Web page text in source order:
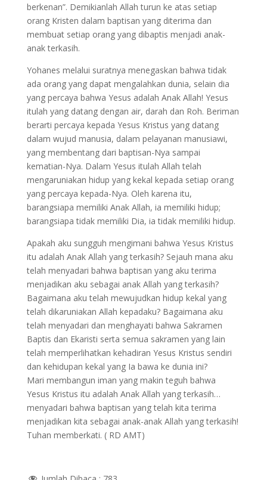
berkenan”. Demikianlah Allah turun ke atas setiap
orang Kristen dalam baptisan yang diterima dan
membuat setiap orang yang dibaptis menjadi anak-
anak terkasih.
Yohanes melalui suratnya menegaskan bahwa tidak
ada orang yang dapat mengalahkan dunia, selain dia
yang percaya bahwa Yesus adalah Anak Allah! Yesus
itulah yang datang dengan air, darah dan Roh. Beriman
berarti percaya kepada Yesus Kristus yang datang
dalam wujud manusia, dalam pelayanan manusiawi,
yang membentang dari baptisan-Nya sampai
kematian-Nya. Dalam Yesus itulah Allah telah
mengaruniakan hidup yang kekal kepada setiap orang
yang percaya kepada-Nya. Oleh karena itu,
barangsiapa memiliki Anak Allah, ia memiliki hidup;
barangsiapa tidak memiliki Dia, ia tidak memiliki hidup.
Apakah aku sungguh mengimani bahwa Yesus Kristus
itu adalah Anak Allah yang terkasih? Sejauh mana aku
telah menyadari bahwa baptisan yang aku terima
menjadikan aku sebagai anak Allah yang terkasih?
Bagaimana aku telah mewujudkan hidup kekal yang
telah dikaruniakan Allah kepadaku? Bagaimana aku
telah menyadari dan menghayati bahwa Sakramen
Baptis dan Ekaristi serta semua sakramen yang lain
telah memperlihatkan kehadiran Yesus Kristus sendiri
dan kehidupan kekal yang Ia bawa ke dunia ini?
Mari membangun iman yang makin teguh bahwa
Yesus Kristus itu adalah Anak Allah yang terkasih…
menyadari bahwa baptisan yang telah kita terima
menjadikan kita sebagai anak-anak Allah yang terkasih!
Tuhan memberkati. ( RD AMT)